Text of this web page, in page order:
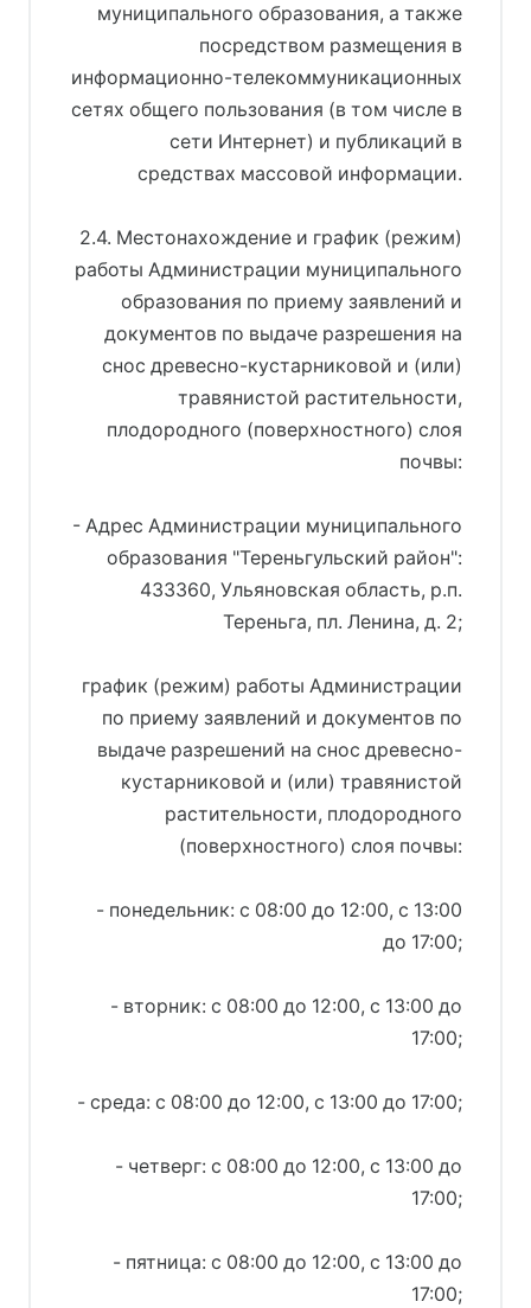
муниципального образования, а также
посредством размещения в
информационно-телекоммуникационных
сетях общего пользования (в том числе в
сети Интернет) и публикаций в
средствах массовой информации.
2.4. Местонахождение и график (режим)
работы Администрации муниципального
образования по приему заявлений и
документов по выдаче разрешения на
снос древесно-кустарниковой и (или)
травянистой растительности,
плодородного (поверхностного) слоя
почвы:
- Адрес Администрации муниципального
образования "Тереньгульский район":
433360, Ульяновская область, р.п.
Тереньга, пл. Ленина, д. 2;
график (режим) работы Администрации
по приему заявлений и документов по
выдаче разрешений на снос древесно-
кустарниковой и (или) травянистой
растительности, плодородного
(поверхностного) слоя почвы:
- понедельник: с 08:00 до 12:00, с 13:00
до 17:00;
- вторник: с 08:00 до 12:00, с 13:00 до
17:00;
- среда: с 08:00 до 12:00, с 13:00 до 17:00;
- четверг: с 08:00 до 12:00, с 13:00 до
17:00;
- пятница: с 08:00 до 12:00, с 13:00 до
17:00;